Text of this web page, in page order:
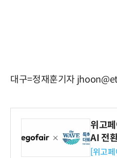
대구=정재훈기자
위고
AI 전
시엄
[위고